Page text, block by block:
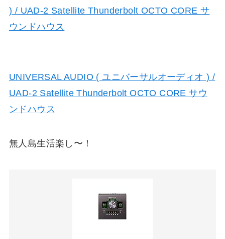
UNIVERSAL AUDIO ( ユニバーサルオーディオ ) /
UAD-2 Satellite Thunderbolt OCTO CORE サウ
ンドハウス
無人島生活楽し〜！